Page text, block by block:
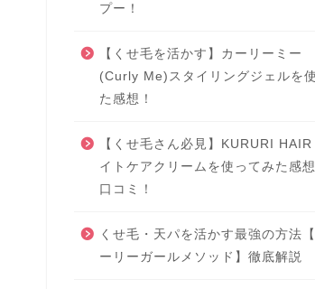
プー！
【くせ毛を活かす】カーリーミー
(Curly Me)スタイリングジェルを
た感想！
【くせ毛さん必見】KURURI HAIR
イトケアクリームを使ってみた感想
口コミ！
くせ毛・天パを活かす最強の方法
ーリーガールメソッド】徹底解説